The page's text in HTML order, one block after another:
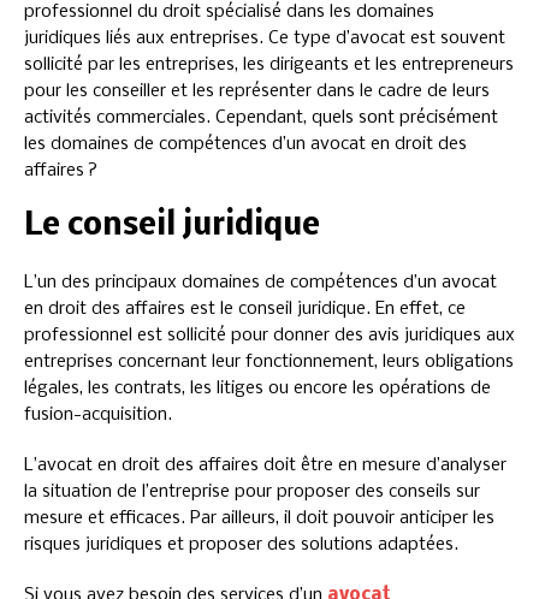
professionnel du droit spécialisé dans les domaines
juridiques liés aux entreprises. Ce type d’avocat est souvent
sollicité par les entreprises, les dirigeants et les entrepreneurs
pour les conseiller et les représenter dans le cadre de leurs
activités commerciales. Cependant, quels sont précisément
les domaines de compétences d’un avocat en droit des
affaires ?
Le conseil juridique
L’un des principaux domaines de compétences d’un avocat
en droit des affaires est le conseil juridique. En effet, ce
professionnel est sollicité pour donner des avis juridiques aux
entreprises concernant leur fonctionnement, leurs obligations
légales, les contrats, les litiges ou encore les opérations de
fusion-acquisition.
L’avocat en droit des affaires doit être en mesure d’analyser
la situation de l’entreprise pour proposer des conseils sur
mesure et efficaces. Par ailleurs, il doit pouvoir anticiper les
risques juridiques et proposer des solutions adaptées.
Si vous avez besoin des services d’un avocat